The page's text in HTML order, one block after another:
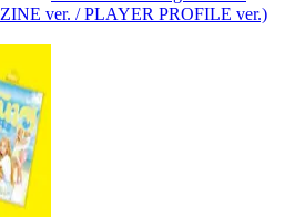
ver. / PLAYER PROFILE ver.)